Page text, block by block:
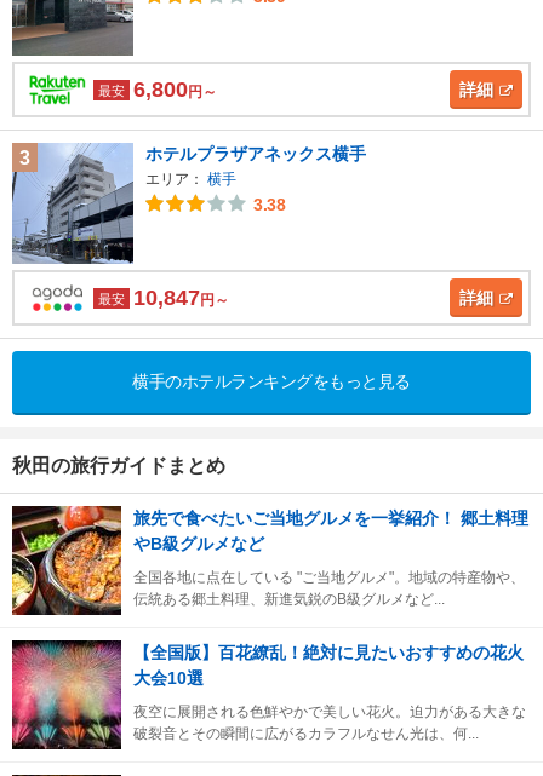
最安 6,800円～ 詳細
3 ホテルプラザアネックス横手
エリア： 横手
3.38
最安 10,847円～ 詳細
横手のホテルランキングをもっと見る
秋田の旅行ガイドまとめ
旅先で食べたいご当地グルメを一挙紹介！ 郷土料理
やB級グルメなど
全国各地に点在している "ご当地グルメ"。地域の特産物や、
伝統ある郷土料理、新進気鋭のB級グルメなど...
【全国版】百花繚乱！絶対に見たいおすすめの花火
大会10選
夜空に展開される色鮮やかで美しい花火。迫力がある大きな
破裂音とその瞬間に広がるカラフルなせん光は、何...